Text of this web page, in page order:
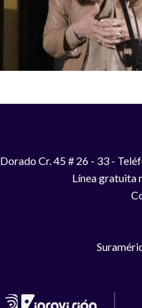
Dorado Cr. 45 # 26 - 33 -
Línea gratuita